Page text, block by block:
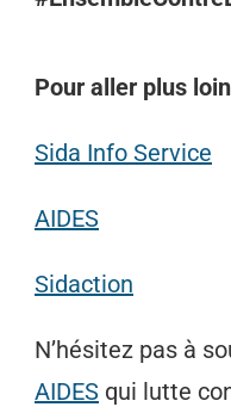
Pour aller plus
Sida Info Service
AIDES
Sidaction
N’hésitez pas à
AIDES qui lutte